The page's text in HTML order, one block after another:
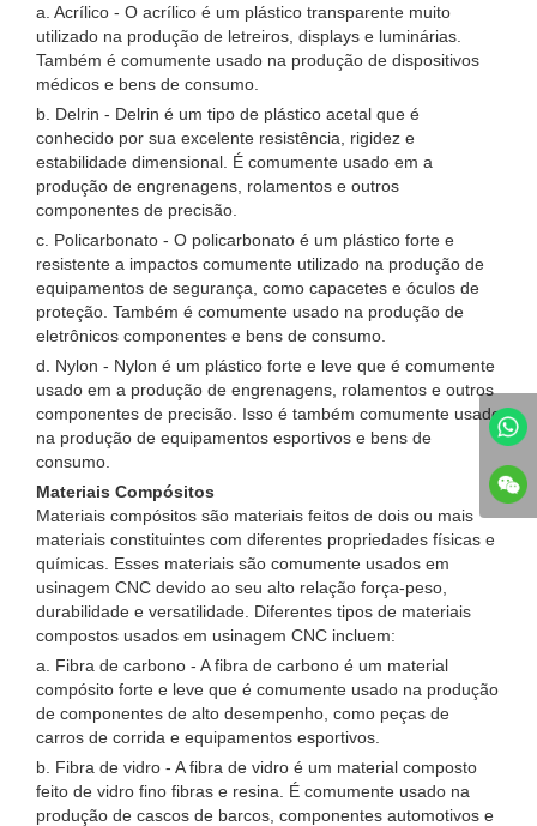
a. Acrílico - O acrílico é um plástico transparente muito
utilizado na produção de letreiros, displays e luminárias.
Também é comumente usado na produção de dispositivos
médicos e bens de consumo.
b. Delrin - Delrin é um tipo de plástico acetal que é
conhecido por sua excelente resistência, rigidez e
estabilidade dimensional. É comumente usado em a
produção de engrenagens, rolamentos e outros
componentes de precisão.
c. Policarbonato - O policarbonato é um plástico forte e
resistente a impactos comumente utilizado na produção de
equipamentos de segurança, como capacetes e óculos de
proteção. Também é comumente usado na produção de
eletrônicos componentes e bens de consumo.
d. Nylon - Nylon é um plástico forte e leve que é comumente
usado em a produção de engrenagens, rolamentos e outros
componentes de precisão. Isso é também comumente usado
na produção de equipamentos esportivos e bens de
consumo.
Materiais Compósitos
Materiais compósitos são materiais feitos de dois ou mais
materiais constituintes com diferentes propriedades físicas e
químicas. Esses materiais são comumente usados ​​em
usinagem CNC devido ao seu alto relação força-peso,
durabilidade e versatilidade. Diferentes tipos de materiais
compostos usados ​​em usinagem CNC incluem:
a. Fibra de carbono - A fibra de carbono é um material
compósito forte e leve que é comumente usado na produção
de componentes de alto desempenho, como peças de
carros de corrida e equipamentos esportivos.
b. Fibra de vidro - A fibra de vidro é um material composto
feito de vidro fino fibras e resina. É comumente usado na
produção de cascos de barcos, componentes automotivos e